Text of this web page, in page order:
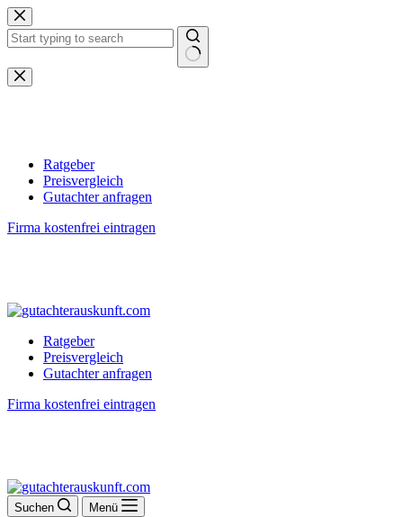
Zum
Inhalt
springen
Keine
Ergebnisse
Ratgeber
Preisvergleich
Gutachter anfragen
Firma kostenfrei eintragen
Ratgeber
Preisvergleich
Gutachter anfragen
Firma kostenfrei eintragen
Suchen Menü